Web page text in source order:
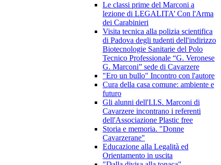
Le classi prime del Marconi a
lezione di LEGALITA’ Con l'Arma
dei Carabinieri
Visita tecnica alla polizia scientifica
di Padova degli tudenti dell'indirizzo
Biotecnologie Sanitarie del Polo
Tecnico Professionale “G. Veronese
G. Marconi” sede di Cavarzere
"Ero un bullo" Incontro con l'autore
Cura della casa comune: ambiente e
futuro
Gli alunni dell'I.I.S. Marconi di
Cavarzere incontrano i referenti
dell'Associazione Plastic free
Storia e memoria. "Donne
Cavarzerane"
Educazione alla Legalità ed
Orientamento in uscita